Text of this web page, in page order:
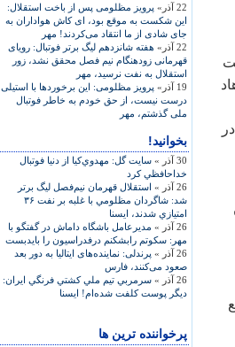
22 آذر»
پرويز مظلومی پس از باخت استقلال:
اين شکست به موقع بود، ای کاش هواداران به
جای شادی از ما انتقاد می‌کردند! مهر
22 آذر»
هفته شانزدهم ليگ برتر فوتبال: رويای
قهرمانی زودهنگام نيم فصل محقق نشد، زور
استقلال به نفت نرسيد، مهر
19 آذر»
پرويز مظلومی: اين برخوردها با استيلی
درست نيست، از حق خودم به خاطر فوتبال
ملی گذشتم، مهر
بخوانید!
30 آذر »
سايت گل: مهدوي‌كيا از دنيا فوتبال
خداحافظي كرد
26 آذر »
استقلال قهرمان نيم‌فصل ليگ برتر
شد: شاگردان مظلومي با غلبه بر نفت ۳۶
امتيازي شدند، ایسنا
26 آذر »
مدیرعامل باشگاه داماش در گفتگو با
مهر: سکوتم رابشکنم درفدراسیون را بایدبست
26 آذر »
پرندلی: نماینده‌های ایتالیا به دور بعد
صعود می‌کنند، فارس
26 آذر »
سرمربي تيم ملي كشتي فرنگي ايران:
ديگر پوست كلفت شده‌ام! ایسنا
پرخواننده ترین ها
سمت